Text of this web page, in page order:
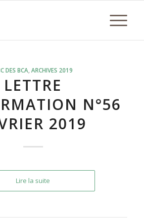
DES BCA ,ARCHIVES 2019
LETTRE
N°56
2019
Lire la suite